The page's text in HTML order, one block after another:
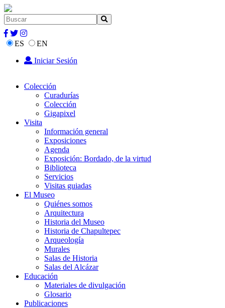
ES
EN
Iniciar Sesión
Colección
Curadurías
Colección
Gigapixel
Visita
Información general
Exposiciones
Agenda
Exposición: Bordado, de la virtud
Biblioteca
Servicios
Visitas guiadas
El Museo
Quiénes somos
Arquitectura
Historia del Museo
Historia de Chapultepec
Arqueología
Murales
Salas de Historia
Salas del Alcázar
Educación
Materiales de divulgación
Glosario
Publicaciones